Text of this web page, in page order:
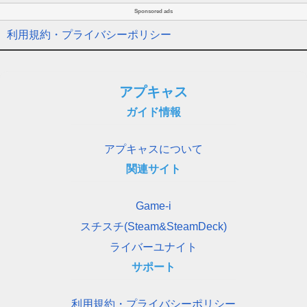
Sponsored ads
利用規約・プライバシーポリシー
アプキャス
ガイド情報
アプキャスについて
関連サイト
Game-i
スチスチ(Steam&SteamDeck)
ライバーユナイト
サポート
利用規約・プライバシーポリシー